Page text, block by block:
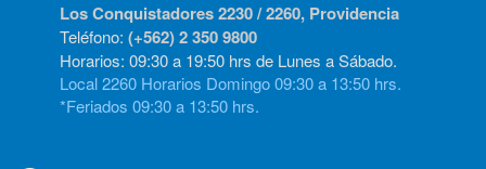
Los Conquistadores 2230 / 2260, Providencia
Teléfono: (+562) 2 350 9800
Horarios: 09:30 a 19:50 hrs de Lunes a Sábado.
Local 2260 Horarios Domingo 09:30 a 13:50 hrs.
*Feriados 09:30 a 13:50 hrs.